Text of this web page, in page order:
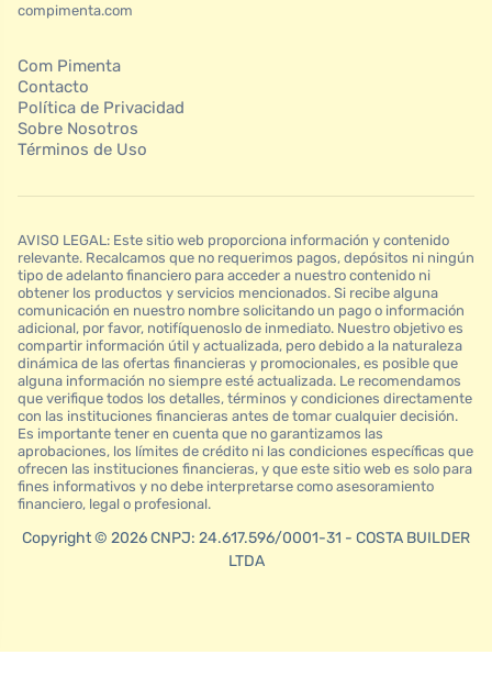
compimenta.com
Com Pimenta
Contacto
Política de Privacidad
Sobre Nosotros
Términos de Uso
AVISO LEGAL: Este sitio web proporciona información y contenido
relevante. Recalcamos que no requerimos pagos, depósitos ni ningún
tipo de adelanto financiero para acceder a nuestro contenido ni
obtener los productos y servicios mencionados. Si recibe alguna
comunicación en nuestro nombre solicitando un pago o información
adicional, por favor, notifíquenoslo de inmediato. Nuestro objetivo es
compartir información útil y actualizada, pero debido a la naturaleza
dinámica de las ofertas financieras y promocionales, es posible que
alguna información no siempre esté actualizada. Le recomendamos
que verifique todos los detalles, términos y condiciones directamente
con las instituciones financieras antes de tomar cualquier decisión.
Es importante tener en cuenta que no garantizamos las
aprobaciones, los límites de crédito ni las condiciones específicas que
ofrecen las instituciones financieras, y que este sitio web es solo para
fines informativos y no debe interpretarse como asesoramiento
financiero, legal o profesional.
Copyright © 2026 CNPJ: 24.617.596/0001-31 - COSTA BUILDER
LTDA